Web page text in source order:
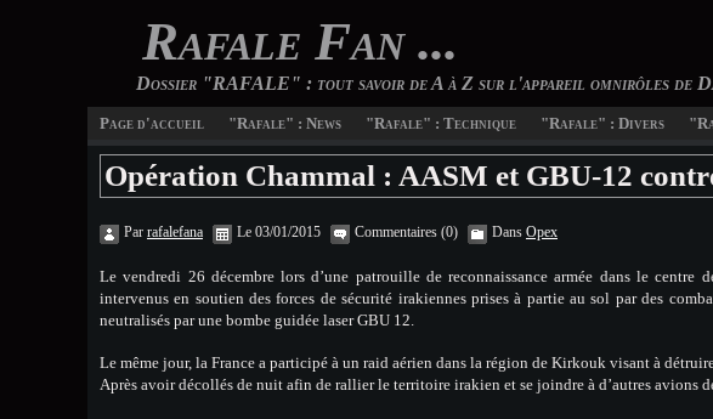
Rafale Fan ...
Dossier "RAFALE" : tout savoir de A à Z sur l'appareil omnirôles de
Page d'accueil "Rafale" : News "Rafale" : Technique "Rafale" : Divers
Opération Chammal : AASM et GBU-12
Par rafalefana Le 03/01/2015 Commentaires (0) Dans Opex
Le vendredi 26 décembre lors d’une patrouille de reconnaissance armée dans le centre
intervenus en soutien des forces de sécurité irakiennes prises à partie au sol par des
neutralisés par une bombe guidée laser GBU 12.
Le même jour, la France a participé à un raid aérien dans la région de Kirkouk visant à
Après avoir décollés de nuit afin de rallier le territoire irakien et se joindre à d’autres avions